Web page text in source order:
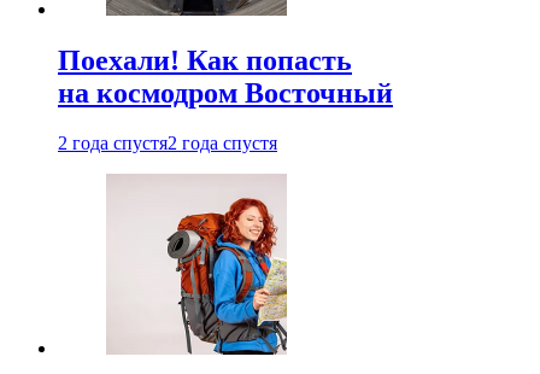
Поехали! Как попасть
на космодром Восточный
2 года спустя2 года спустя